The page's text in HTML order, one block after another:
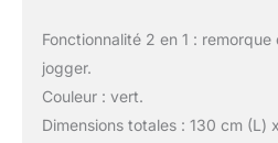
Fonctionnalité 2 en 1 :
jogger.
Couleur : vert.
Dimensions totales : 130 cm (L)